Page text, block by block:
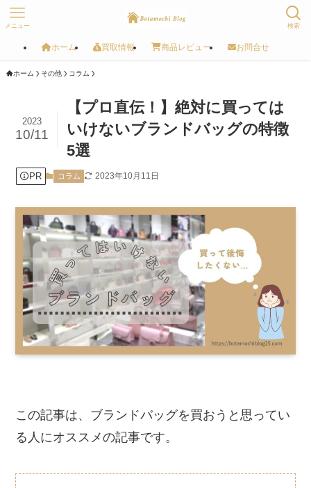
検索
メニュー
ホーム 買取情報 商品レビュー お問合せ
ホーム その他 コラム
【プロ直伝！】絶対に買っては
いけないブランドバッグの特徴
5選
2023
10/11
PR コラム 2023年10月11日
この記事は、ブランドバッグを買おうと思ってい
る人にオススメの記事です。